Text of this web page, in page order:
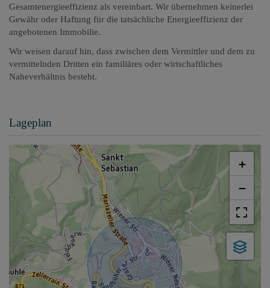
Gesamtenergieeffizienz als vereinbart. Wir übernehmen keinerlei
Gewähr oder Haftung für die tatsächliche Energieeffizienz der
angebotenen Immobilie.
Wir weisen darauf hin, dass zwischen dem Vermittler und dem zu
vermittelnden Dritten ein familiäres oder wirtschaftliches
Naheverhältnis besteht.
Lageplan
+
−